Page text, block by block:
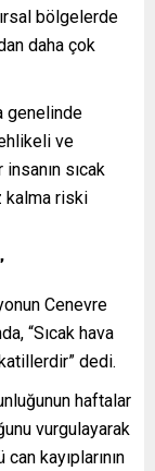
bölgelerde
daha çok
genelinde
ve
sıcak
kalma riski
Cenevre
“Sıcak hava
dedi.
haftalar
vurgulayarak
kayıplarının